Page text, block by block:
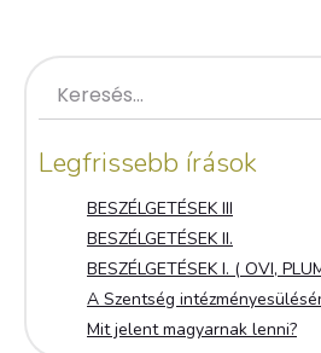
Legfrissebb írások
BESZÉLGETÉSEK III
BESZÉLGETÉSEK II.
BESZÉLGETÉSEK I. ( OVI,
A Szentség
Mit jelent magyarnak lenni?